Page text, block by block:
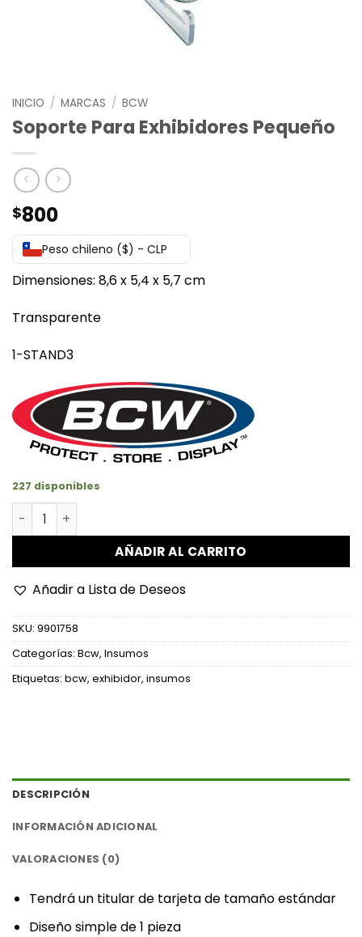
INICIO / MARCAS / BCW
Soporte Para Exhibidores Pequeño
$800
Peso chileno ($) - CLP
Dimensiones: 8,6 x 5,4 x 5,7 cm
Transparente
1-STAND3
227 disponibles
Soporte Para Exhibidores Pequeño cantidad
AÑADIR AL CARRITO
Añadir a Lista de Deseos
SKU: 9901758
Categorías: Bcw, Insumos
Etiquetas: bcw, exhibidor, insumos
DESCRIPCIÓN
INFORMACIÓN ADICIONAL
VALORACIONES (0)
‎Tendrá un titular de tarjeta de tamaño estándar‎
‎Diseño simple de 1 pieza‎